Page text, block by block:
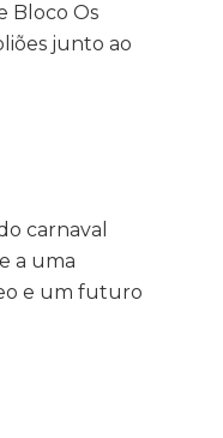
Bloco Os
junto ao
carnaval
a uma
e um futuro